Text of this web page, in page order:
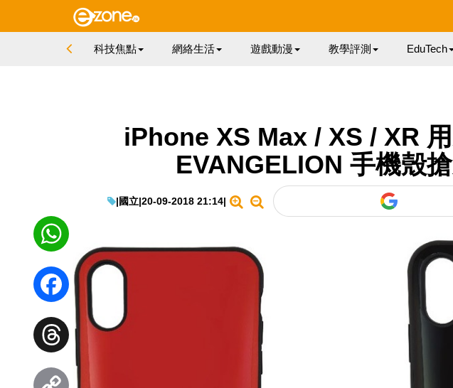
科技焦點 網絡生活 遊戲動漫 教學評測 EduTech
iPhone XS Max / XS / XR 用
EVANGELION 手機殼
|國立|20-09-2018 21:14|
WhatsApp
Facebook
Threads